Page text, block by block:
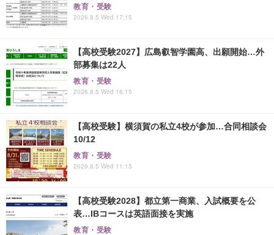
教育・受験
2026.8.5 Wed 17:15
【高校受験2027】広島叡智学園高、出願開始…外
部募集は22人
教育・受験
2026.8.5 Wed 16:15
【高校受験】横須賀の私立4校が参加…合同相談会
10/12
教育・受験
2026.8.5 Wed 11:15
【高校受験2028】都立第一商業、入試概要を公
表…IBコースは英語面接を実施
教育・受験